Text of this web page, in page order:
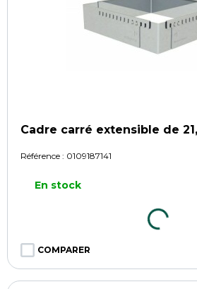
Cadre carré extensible de
Référence : 0109187141
En stock
COMPARER